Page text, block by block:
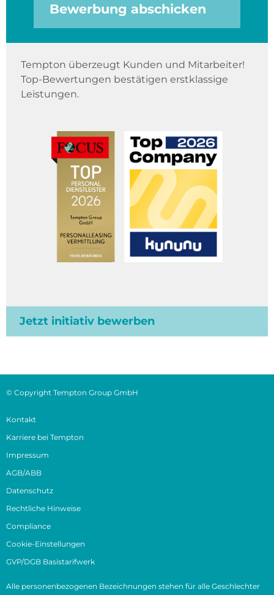
Bewerbung abschicken
Tempton überzeugt Kunden und Mitarbeiter!
Top-Bewertungen bestätigen erstklassige
Leistungen.
Jetzt initiativ bewerben
© Copyright Tempton Group GmbH
Kontakt
Karriere bei Tempton
Impressum
AGB/ABB
Datenschutz
Rechtliche Hinweise
Compliance
Cookie-Einstellungen
GVP/DGB Basistarifwerk
Alle personenbezogenen Bezeichnungen stehen für alle Geschlechter